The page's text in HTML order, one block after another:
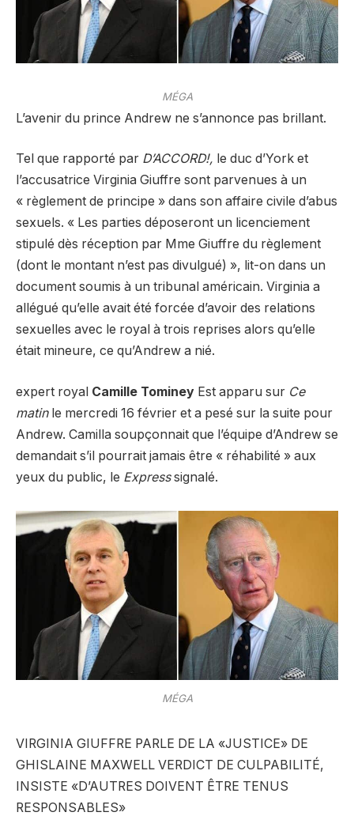
MÉGA
L’avenir du prince Andrew ne s’annonce pas brillant.
Tel que rapporté par D’ACCORD!, le duc d’York et
l’accusatrice Virginia Giuffre sont parvenues à un
« règlement de principe » dans son affaire civile d’abus
sexuels. « Les parties déposeront un licenciement
stipulé dès réception par Mme Giuffre du règlement
(dont le montant n’est pas divulgué) », lit-on dans un
document soumis à un tribunal américain. Virginia a
allégué qu’elle avait été forcée d’avoir des relations
sexuelles avec le royal à trois reprises alors qu’elle
était mineure, ce qu’Andrew a nié.
expert royal Camille Tominey Est apparu sur Ce
matin le mercredi 16 février et a pesé sur la suite pour
Andrew. Camilla soupçonnait que l’équipe d’Andrew se
demandait s’il pourrait jamais être « réhabilité » aux
yeux du public, le Expresssignalé.
MÉGA
VIRGINIA GIUFFRE PARLE DE LA «JUSTICE» DE
GHISLAINE MAXWELL VERDICT DE CULPABILITÉ,
INSISTE «D’AUTRES DOIVENT ÊTRE TENUS
RESPONSABLES»